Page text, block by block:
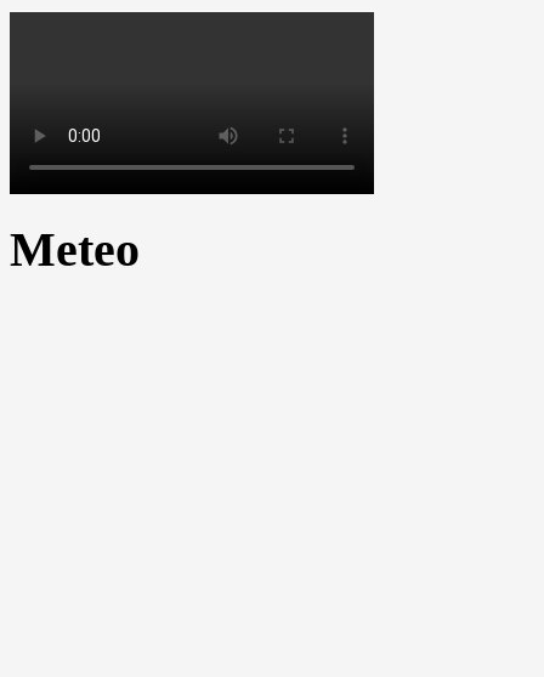
Meteo